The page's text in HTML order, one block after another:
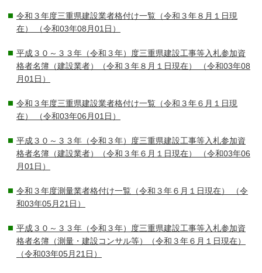
令和３年度三重県建設業者格付け一覧（令和３年８月１日現
在）
（令和03年08月01日）
平成３０～３３年（令和３年）度三重県建設工事等入札参加資
格者名簿（建設業者）（令和３年８月１日現在）
（令和03年08
月01日）
令和３年度三重県建設業者格付け一覧（令和３年６月１日現
在）
（令和03年06月01日）
平成３０～３３年（令和３年）度三重県建設工事等入札参加資
格者名簿（建設業者）（令和３年６月１日現在）
（令和03年06
月01日）
令和３年度測量業者格付け一覧（令和３年６月１日現在）
（令
和03年05月21日）
平成３０～３３年（令和３年）度三重県建設工事等入札参加資
格者名簿（測量・建設コンサル等）（令和３年６月１日現在）
（令和03年05月21日）